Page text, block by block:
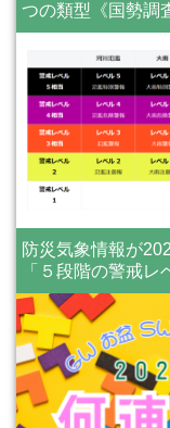
つの類型《国勢調
防災気象情報が
「５段階の警戒